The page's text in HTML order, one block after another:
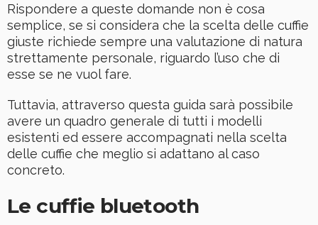
Rispondere a queste domande non è cosa
semplice, se si considera che la scelta delle cuffie
giuste richiede sempre una valutazione di natura
strettamente personale, riguardo l’uso che di
esse se ne vuol fare.
Tuttavia, attraverso questa guida sarà possibile
avere un quadro generale di tutti i modelli
esistenti ed essere accompagnati nella scelta
delle cuffie che meglio si adattano al caso
concreto.
Le cuffie bluetooth